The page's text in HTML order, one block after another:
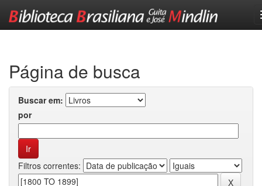
Página de busca
Buscar em:
por
Filtros correntes: